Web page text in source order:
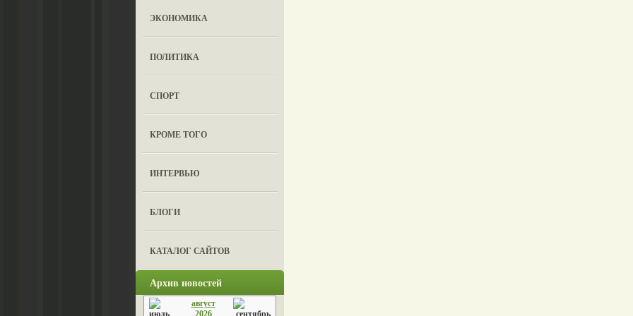
ЭКОНОМИКА
ПОЛИТИКА
СПОРТ
КРОМЕ ТОГО
ИНТЕРВЬЮ
БЛОГИ
КАТАЛОГ САЙТОВ
Архив новостей
август
2026